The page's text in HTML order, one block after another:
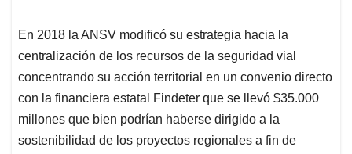
En 2018 la ANSV modificó su estrategia hacia la
centralización de los recursos de la seguridad vial
concentrando su acción territorial en un convenio directo
con la financiera estatal Findeter que se llevó $35.000
millones que bien podrían haberse dirigido a la
sostenibilidad de los proyectos regionales a fin de